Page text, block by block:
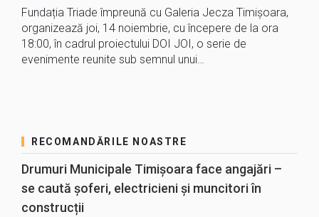
Fundația Triade împreună cu Galeria Jecza Timișoara,
organizează joi, 14 noiembrie, cu începere de la ora
18:00, în cadrul proiectului DOI JOI, o serie de
evenimente reunite sub semnul unui…
RECOMANDĂRILE NOASTRE
Drumuri Municipale Timișoara face angajări –
se caută șoferi, electricieni și muncitori în
construcții